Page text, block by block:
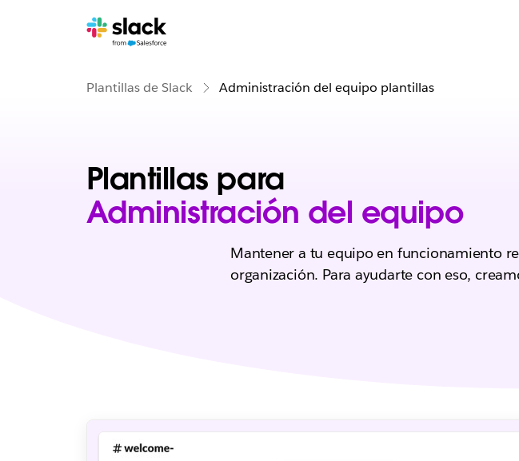
Plantillas de Slack Administración del equipo plantillas
Plantillas para
Administración del equipo
Mantener a tu equipo en funcionamiento
organización. Para ayudarte con eso,